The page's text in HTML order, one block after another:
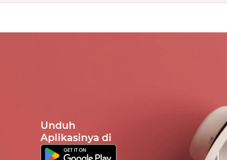
Unduh
Aplikasinya di